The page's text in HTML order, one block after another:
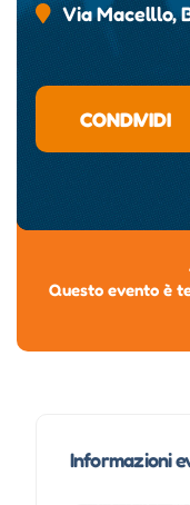
Via Macelllo,
CONDIVIDI
Questo evento è
Informazioni